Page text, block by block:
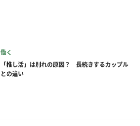
働く
「推し活」は別れの原因？ 長続きするカップル
との違い